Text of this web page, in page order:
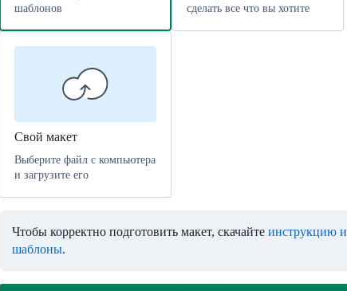
шаблонов
сделать все что вы хотите
Свой макет
Выберите файл с компьютера
и загрузите его
Чтобы корректно подготовить макет, скачайте инструкцию и
шаблоны.